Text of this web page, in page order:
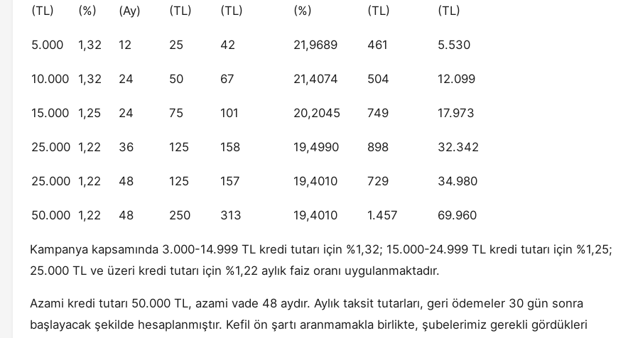
(TL) (%) (Ay) (TL) (TL) (%) (TL) (TL)
5.000 1,32 12 25 42 21,9689 461 5.530
10.000 1,32 24 50 67 21,4074 504 12.099
15.000 1,25 24 75 101 20,2045 749 17.973
25.000 1,22 36 125 158 19,4990 898 32.342
25.000 1,22 48 125 157 19,4010 729 34.980
50.000 1,22 48 250 313 19,4010 1.457 69.960
Kampanya kapsamında 3.000-14.999 TL kredi tutarı için %1,32; 15.000-24.999 TL kredi tutarı için %1,25;
25.000 TL ve üzeri kredi tutarı için %1,22 aylık faiz oranı uygulanmaktadır.
Azami kredi tutarı 50.000 TL, azami vade 48 aydır. Aylık taksit tutarları, geri ödemeler 30 gün sonra
başlayacak şekilde hesaplanmıştır. Kefil ön şartı aranmamakla birlikte, şubelerimiz gerekli gördükleri